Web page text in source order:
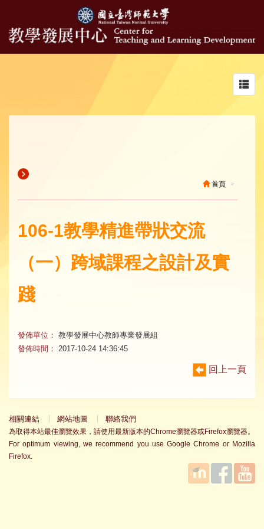
首頁
106-1教學精進帶狀交流
（一）跨域課程之設計及實
踐
發佈單位： 教學發展中心教師專業發展組
發佈時間：
2017-10-24 14:36:45
回上一頁
相關連結 網站地圖 聯絡我們
為取得本站最佳瀏覽效果，請使用最新版本的Chrome瀏覽器或Firefox瀏覽器。
For optimum viewing, we recommend you use Google Chrome or Mozilla
Firefox.